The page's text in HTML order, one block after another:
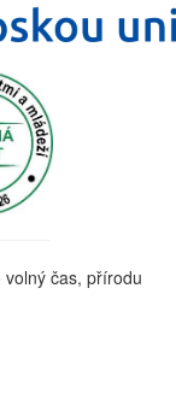
čas, přírodu